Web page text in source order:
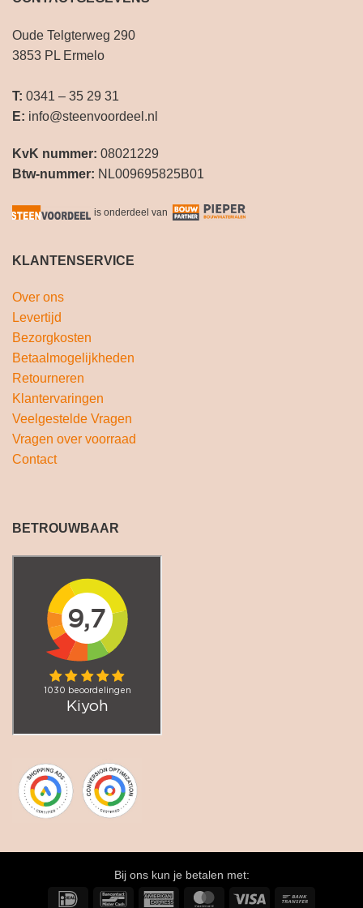
Oude Telgterweg 290
3853 PL Ermelo
T: 0341 – 35 29 31
E: info@steenvoordeel.nl
KvK nummer: 08021229
Btw-nummer: NL009695825B01
is onderdeel van
KLANTENSERVICE
Over ons
Levertijd
Bezorgkosten
Betaalmogelijkheden
Retourneren
Klantervaringen
Veelgestelde Vragen
Vragen over voorraad
Contact
BETROUWBAAR
Bij ons kun je betalen met:
IDeal
BancontactAmerican MasterCardVisa